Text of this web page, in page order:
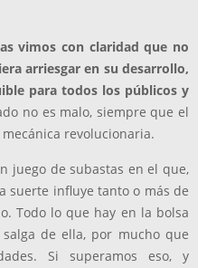
vimos con claridad que no
arriesgar en su desarrollo,
para todos los públicos y
no es malo, siempre que el
revolucionaria.
juego de subastas en el que,
suerte influye tanto o más de
Todo lo que hay en la bolsa
de ella, por mucho que
Si superamos eso, y